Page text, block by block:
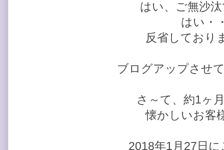
はい、ご無沙
はい・
反省しており
ブログアップさせ
さ～て、約1ヶ
懐かしいお客
2018年1月27日